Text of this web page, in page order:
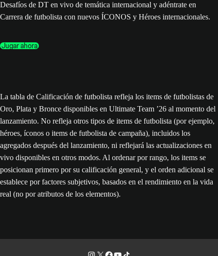
Desafíos de DT en vivo de temática internacional y adéntrate en
Carrera de futbolista con nuevos ÍCONOS y Héroes internacionales.
Jugar ahora
La tabla de Calificación de futbolista refleja los items de futbolistas de
Oro, Plata y Bronce disponibles en Ultimate Team ’26 al momento del
lanzamiento. No refleja otros tipos de items de futbolista (por ejemplo,
héroes, íconos o items de futbolista de campaña), incluidos los
agregados después del lanzamiento, ni reflejará las actualizaciones en
vivo disponibles en otros modos. Al ordenar por rango, los items se
posicionan primero por su calificación general, y el orden adicional se
establece por factores subjetivos, basados en el rendimiento en la vida
real (no por atributos de los elementos).